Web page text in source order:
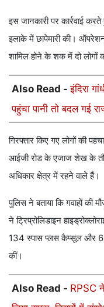
इस जानकारी पर कार्रवाई
इलाके में छापेमारी की।
शामिल होने के शक में दो लोगों
Also Read -इंदिरा
पहुंचा पानी तो बदल गई
गिरफ्तार किए गए लोगों की
आईजी रोड के एजाज शेख के
अधिकार क्षेत्र में रहने वाले हैं।
पुलिस ने बताया कि गवाहों की
ने ट्रिप्रोलिडाइन
134 स्पास प्लस कैप्सूल और
कीं।
Also Read - RPSC ने